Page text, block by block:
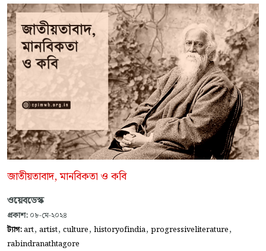
জাতীয়তাবাদ, মানবিকতা ও কবি
ওয়েবডেস্ক
প্রকাশ: ০৮-মে-২০২৪
ট্যাগ:art, artist, culture, historyofindia, progressiveliterature,
rabindranathtagore